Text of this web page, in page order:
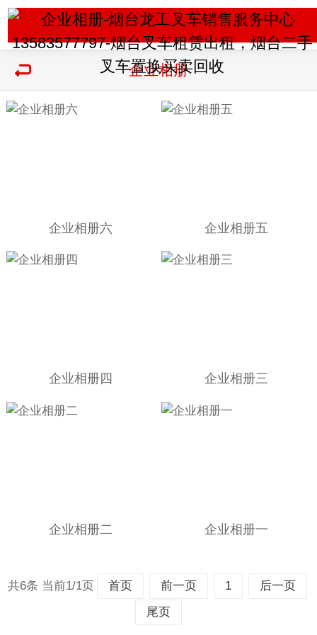
企业相册
企业相册六 企业相册五
企业相册四 企业相册三
企业相册二 企业相册一
共6条 当前1/1页 首页 前一页 1
后一页
尾页